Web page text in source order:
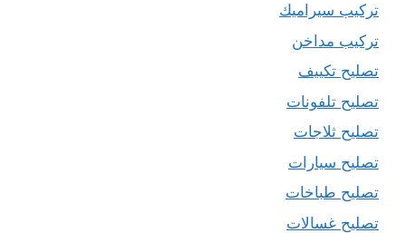
تركيب سيراميك
تركيب مداخن
تصليح تكييف
تصليح تلفونات
تصليح ثلاجات
تصليح سيارات
تصليح طباخات
تصليح غسالات